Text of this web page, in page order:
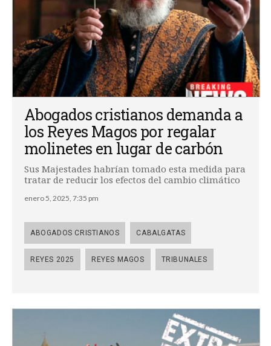
Abogados cristianos demanda a
los Reyes Magos por regalar
molinetes en lugar de carbón
Sus Majestades habrían tomado esta medida para
tratar de reducir los efectos del cambio climático
enero 5, 2025, 7:35 pm
ABOGADOS CRISTIANOS CABALGATAS
REYES 2025 REYES MAGOS TRIBUNALES